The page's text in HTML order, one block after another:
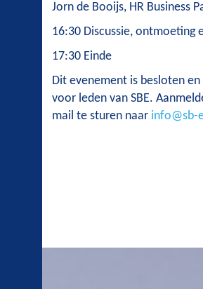
Jorn de Booijs, HR Business
16:30 Discussie, ontmoeting
17:30 Einde
Dit evenement is besloten
voor leden van SBE.
mail te sturen naar info@sb-